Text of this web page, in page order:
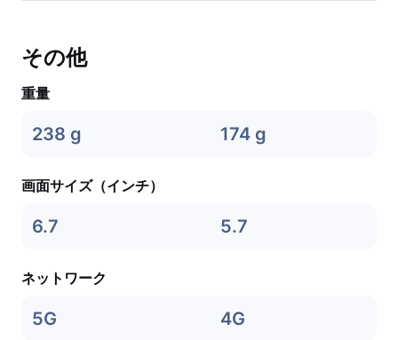
その他
重量
238 g 174 g
画面サイズ（インチ）
6.7 5.7
ネットワーク
5G 4G